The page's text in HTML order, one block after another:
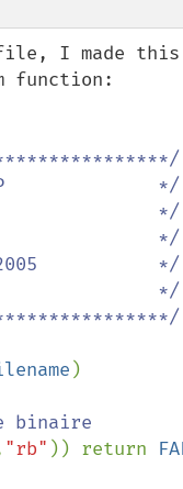
file, I made
function:
*/
*/
*/
2005           */
*/
)
binaire
"rb" )) return